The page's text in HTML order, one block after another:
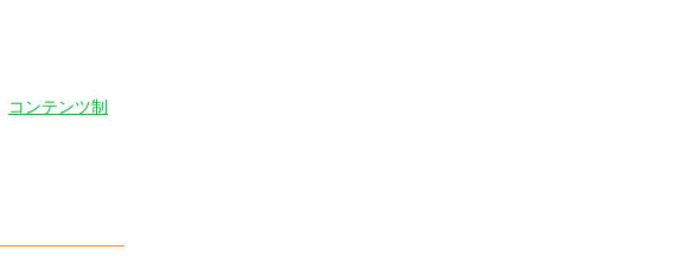
コンテンツ制